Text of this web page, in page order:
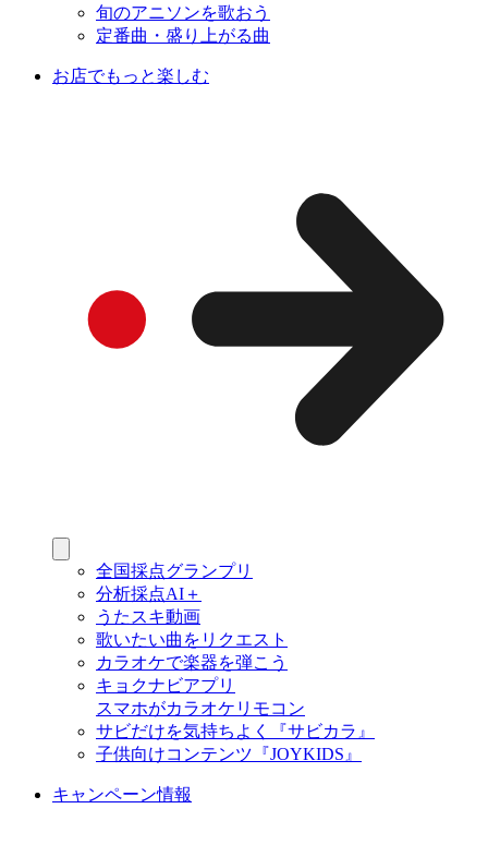
旬のアニソンを歌おう
定番曲・盛り上がる曲
お店でもっと楽しむ
全国採点グランプリ
分析採点AI＋
うたスキ動画
歌いたい曲をリクエスト
カラオケで楽器を弾こう
キョクナビアプリ
スマホがカラオケリモコン
サビだけを気持ちよく『サビカラ』
子供向けコンテンツ『JOYKIDS』
キャンペーン情報